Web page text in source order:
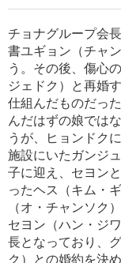
チョナグループ会
書ユギョン（チャ
う。その後、傷心
ジェドク）と再婚
仕組んだものだっ
んだはずの娘では
うが、ヒョンドク
施設にいたガンジ
子に迎え、セヨン
ったヘス（キム・
（オ・チャンソク
セヨン（ハン・ジ
長となっており、
ク）との婚約を決